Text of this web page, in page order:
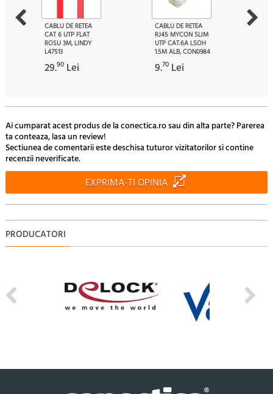
CABLU DE RETEA
CAT 6 UTP FLAT
ROSU 3M, LINDY
L47513
29.90 Lei
CABLU DE RETEA
RJ45 MYCON SLIM
UTP CAT.6A LSOH
1.5M ALB, CON0984
9.70 Lei
Ai cumparat acest produs de la conectica.ro sau din alta parte? Parerea
ta conteaza, lasa un review!
Sectiunea de comentarii este deschisa tuturor vizitatorilor si contine
recenzii neverificate.
EXPRIMA-TI OPINIA
PRODUCATORI